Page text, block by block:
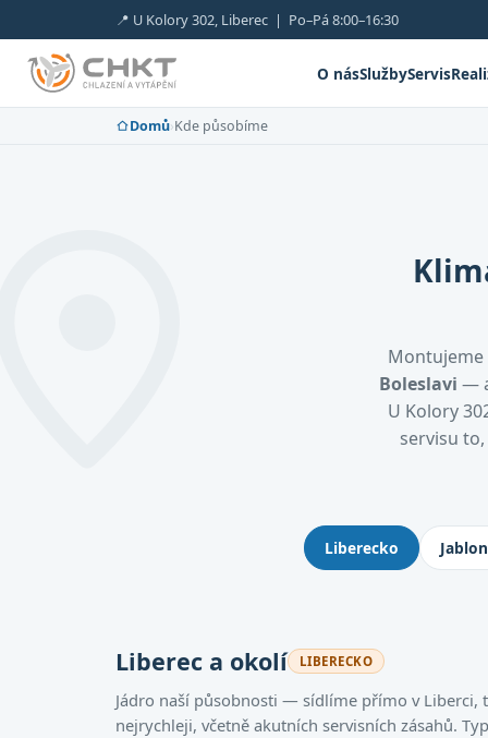
📍 U Kolory 302, Liberec | Po–Pá 8:00–16:30
O násSlužbyServis
Domů›Kde působíme
Boleslavi —
U Kolory
servisu
Kde montujemeLiberecko
Liberec a okolí LIBERECKO
Jádro naší působnosti — sídlíme přímo v Liberci,
nejrychleji, včetně akutních servisních zásahů.